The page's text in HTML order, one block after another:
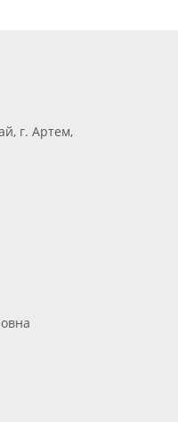
г. Артем,